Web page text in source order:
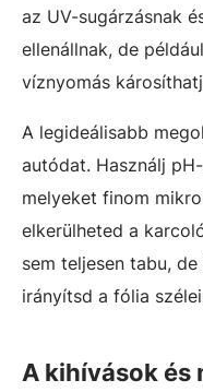
az UV-sugárzásnak
ellenállnak, de
víznyomás
A legideálisabb
autódat. Használj
melyeket finom
elkerülheted a
sem teljesen tabu,
irányítsd a fólia
A kihívások és